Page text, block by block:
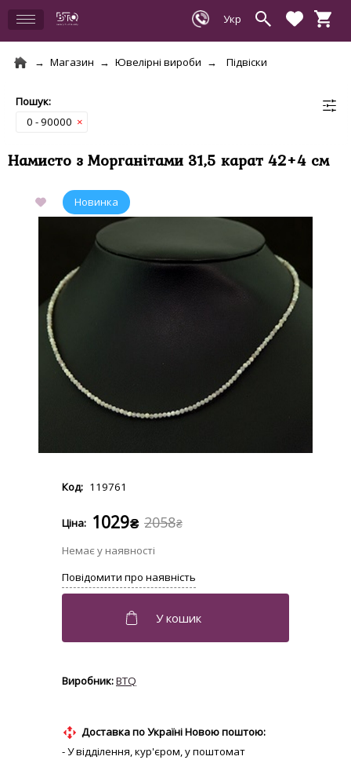
Магазин Ювелірні вироби Підвіски
0 - 90000 ×
Намисто з Морганітами 31,5 карат 42+4 см
119761
2058₴
1029₴
BTQ
Доставка по Україні Новою поштою:
- У відділення, кур'єром, у поштомат